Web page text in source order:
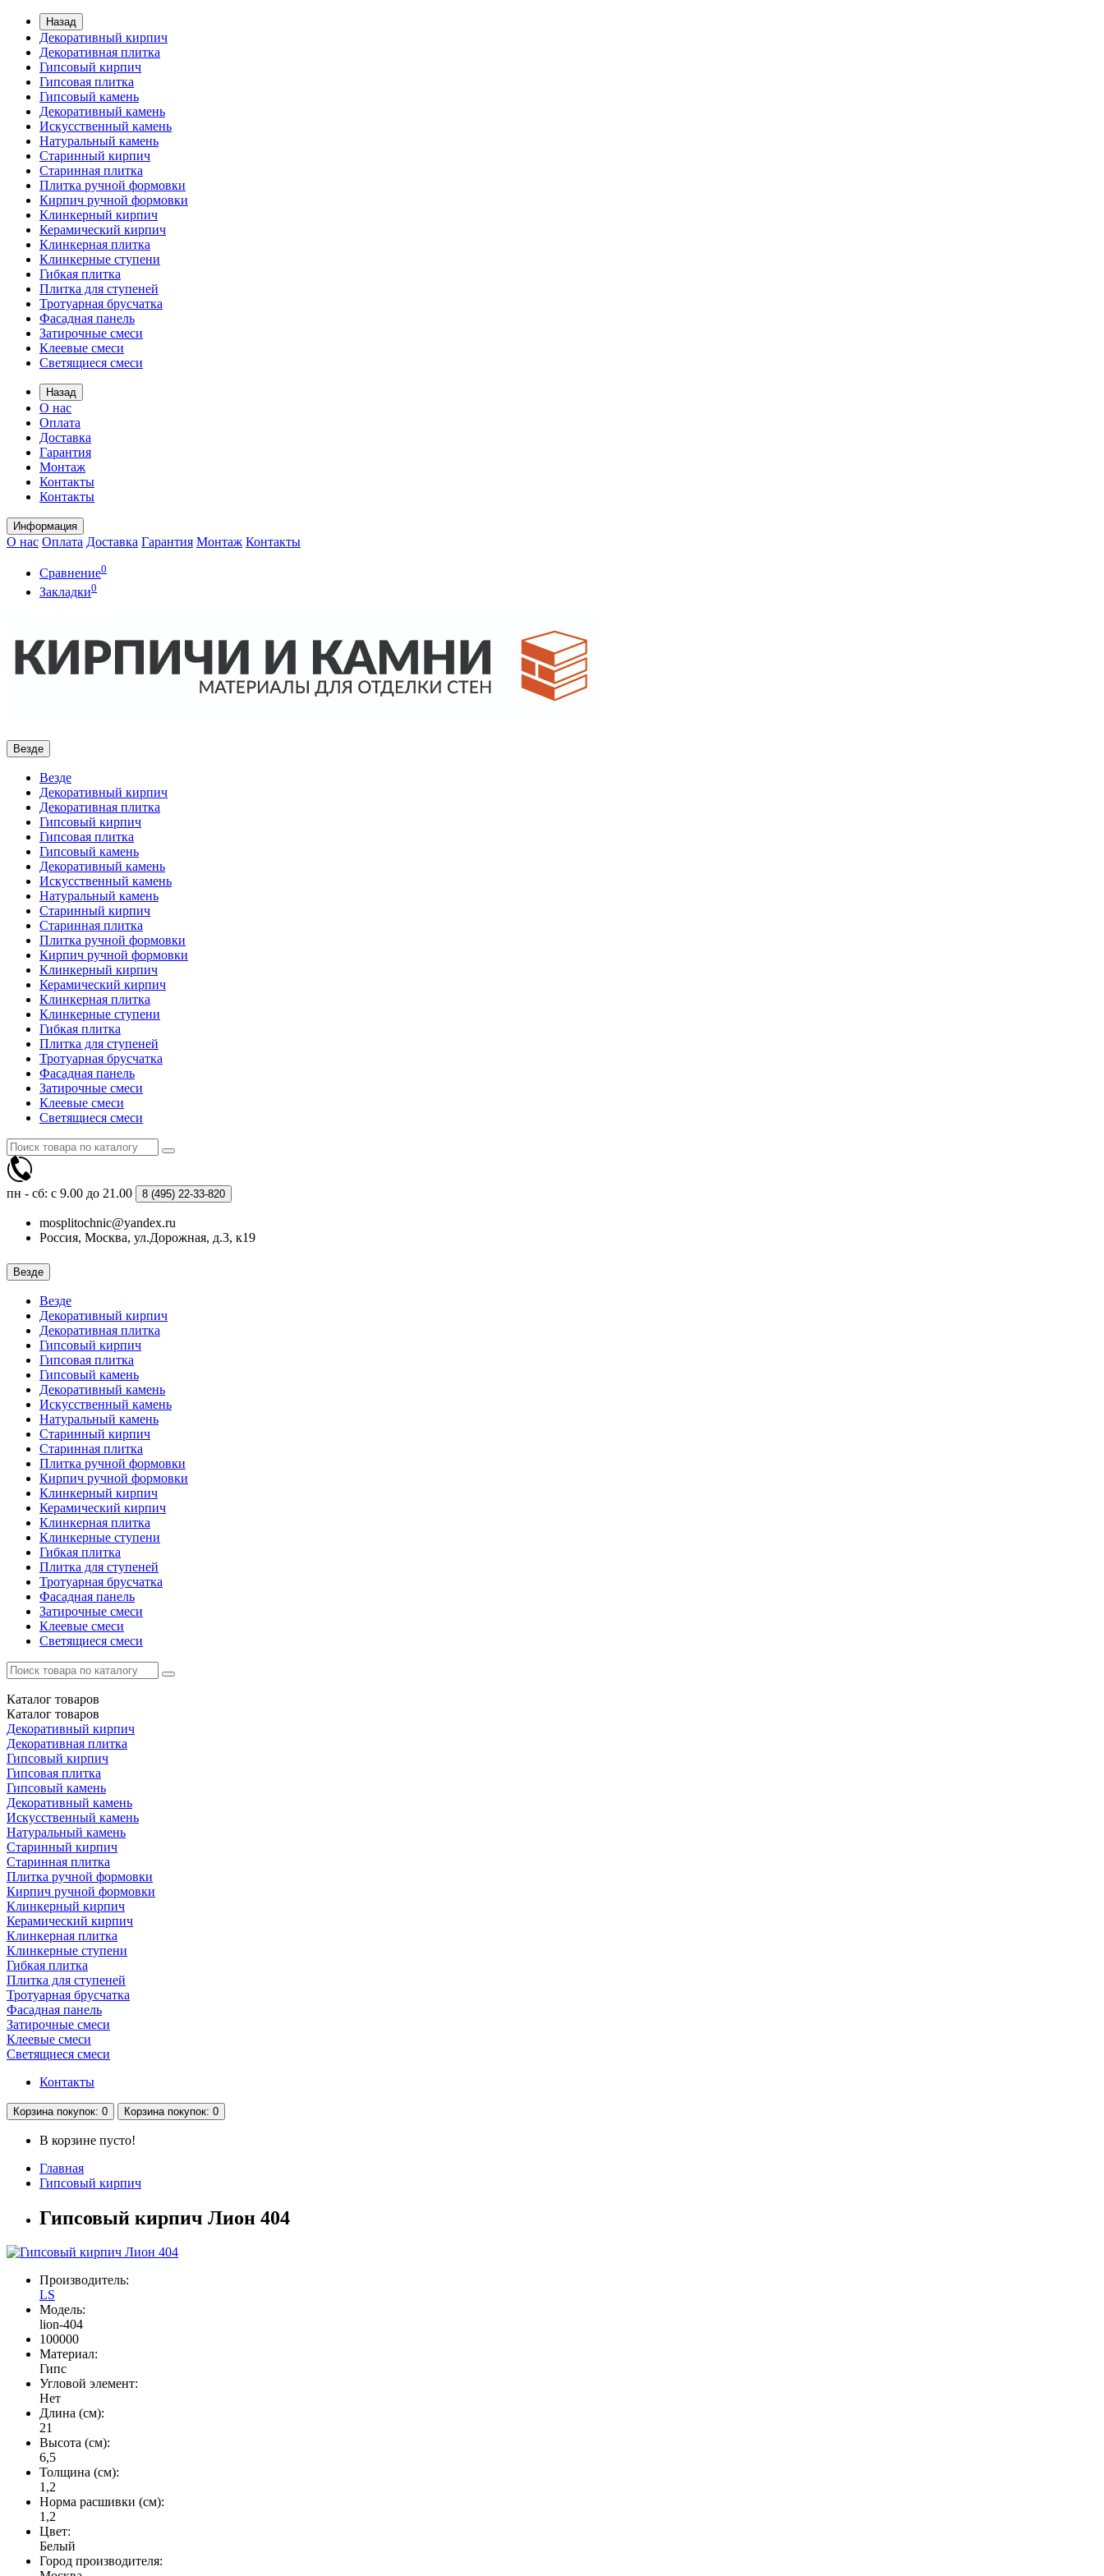
Назад
Декоративный кирпич
Декоративная плитка
Гипсовый кирпич
Гипсовая плитка
Гипсовый камень
Декоративный камень
Искусственный камень
Натуральный камень
Старинный кирпич
Старинная плитка
Плитка ручной формовки
Кирпич ручной формовки
Клинкерный кирпич
Керамический кирпич
Клинкерная плитка
Клинкерные ступени
Гибкая плитка
Плитка для ступеней
Тротуарная брусчатка
Фасадная панель
Затирочные смеси
Клеевые смеси
Светящиеся смеси
Назад
О нас
Оплата
Доставка
Гарантия
Монтаж
Контакты
Контакты
Информация
О нас Оплата Доставка Гарантия Монтаж Контакты
Сравнение0
Закладки0
Везде
Везде
Декоративный кирпич
Декоративная плитка
Гипсовый кирпич
Гипсовая плитка
Гипсовый камень
Декоративный камень
Искусственный камень
Натуральный камень
Старинный кирпич
Старинная плитка
Плитка ручной формовки
Кирпич ручной формовки
Клинкерный кирпич
Керамический кирпич
Клинкерная плитка
Клинкерные ступени
Гибкая плитка
Плитка для ступеней
Тротуарная брусчатка
Фасадная панель
Затирочные смеси
Клеевые смеси
Светящиеся смеси
пн - сб: с 9.00 до 21.00 8 (495) 22-33-820
mosplitochnic@yandex.ru
Россия, Москва, ул.Дорожная, д.3, к19
Везде
Везде
Декоративный кирпич
Декоративная плитка
Гипсовый кирпич
Гипсовая плитка
Гипсовый камень
Декоративный камень
Искусственный камень
Натуральный камень
Старинный кирпич
Старинная плитка
Плитка ручной формовки
Кирпич ручной формовки
Клинкерный кирпич
Керамический кирпич
Клинкерная плитка
Клинкерные ступени
Гибкая плитка
Плитка для ступеней
Тротуарная брусчатка
Фасадная панель
Затирочные смеси
Клеевые смеси
Светящиеся смеси
Каталог товаров
Каталог товаров
Декоративный кирпич
Декоративная плитка
Гипсовый кирпич
Гипсовая плитка
Гипсовый камень
Декоративный камень
Искусственный камень
Натуральный камень
Старинный кирпич
Старинная плитка
Плитка ручной формовки
Кирпич ручной формовки
Клинкерный кирпич
Керамический кирпич
Клинкерная плитка
Клинкерные ступени
Гибкая плитка
Плитка для ступеней
Тротуарная брусчатка
Фасадная панель
Затирочные смеси
Клеевые смеси
Светящиеся смеси
Контакты
Корзина покупок: 0 Корзина покупок: 0
В корзине пусто!
Главная
Гипсовый кирпич
Гипсовый кирпич Лион 404
Производитель:
LS
Модель:
lion-404
100000
Материал:
Гипс
Угловой элемент:
Нет
Длина (см):
21
Высота (см):
6,5
Толщина (см):
1,2
Норма расшивки (см):
1,2
Цвет:
Белый
Город производителя: